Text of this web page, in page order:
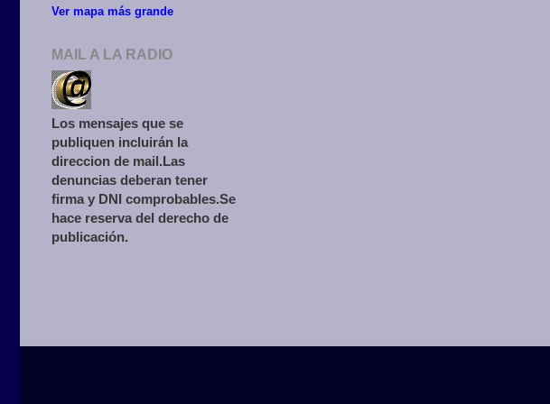
Ver mapa más grande
MAIL A LA RADIO
Los mensajes que se
publiquen incluirán la
direccion de mail.Las
denuncias deberan tener
firma y DNI comprobables.Se
hace reserva del derecho de
publicación.